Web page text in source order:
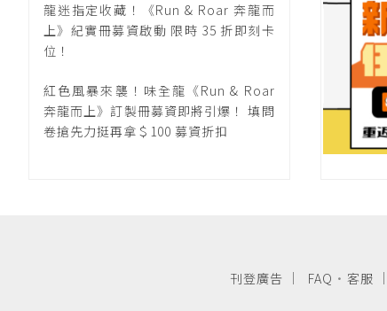
龍迷指定收藏！《Run & Roar 奔龍而
上》紀實冊募資啟動 限時 35 折即刻卡
位！
紅色風暴來襲！味全龍《Run & Roar
奔龍而上》訂製冊募資即將引爆！ 填問
卷搶先力挺再拿＄100 募資折扣
刊登廣告 FAQ · 客服